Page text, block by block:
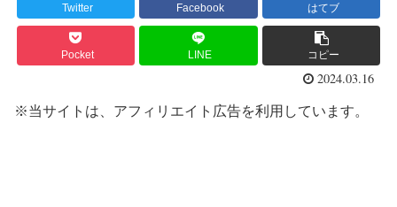
Twitter Facebook はてブ
Pocket LINE コピー
2024.03.16
※当サイトは、アフィリエイト広告を利用しています。